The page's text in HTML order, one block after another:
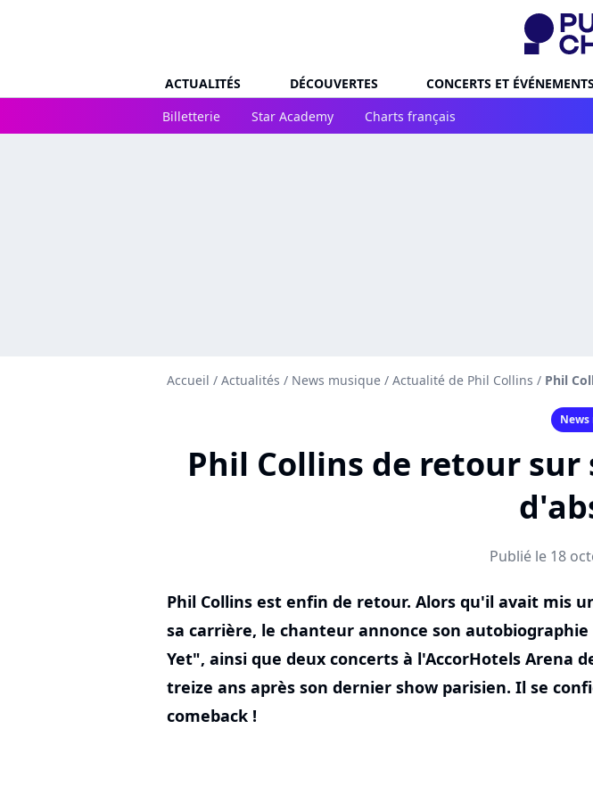
ACTUALITÉS DÉCOUVERTES CONCERTS ET ÉVÉNEMENTS
Billetterie
Star Academy Charts français
Accueil / Actualités / News musique / Actualité de Phil Collins / Phil
Phil Collins de retour sur
Publié le 18
Phil Collins est enfin de retour. Alors qu'il avait mis
sa carrière, le chanteur annonce son
Yet", ainsi que deux concerts à l'AccorHotels Arena
treize ans après son dernier show parisien. Il se
comeback !